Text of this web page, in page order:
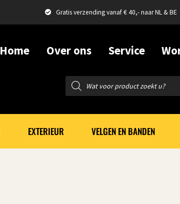
Gratis verzending vanaf € 40,- naar NL & BE
Home Over ons Service
Producten
zoeken
EXTERIEUR VELGEN EN BANDEN